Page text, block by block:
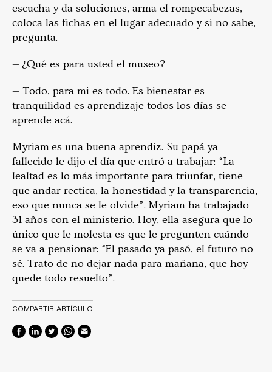
escucha y da soluciones, arma el rompecabezas,
coloca las fichas en el lugar adecuado y si no sabe,
pregunta.
— ¿Qué es para usted el museo?
— Todo, para mi es todo. Es bienestar es
tranquilidad es aprendizaje todos los días se
aprende acá.
Myriam es una buena aprendiz. Su papá ya
fallecido le dijo el día que entró a trabajar: “La
lealtad es lo más importante para triunfar, tiene
que andar rectica, la honestidad y la transparencia,
eso que nunca se le olvide”. Myriam ha trabajado
31 años con el ministerio. Hoy, ella asegura que lo
único que le molesta es que le pregunten cuándo
se va a pensionar: “El pasado ya pasó, el futuro no
sé. Trato de no dejar nada para mañana, que hoy
quede todo resuelto”.
COMPARTIR ARTÍCULO